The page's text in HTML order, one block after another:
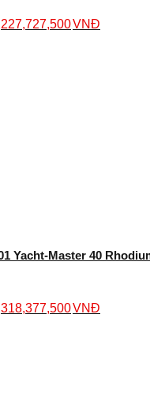
227,727,500VNĐ
Yacht-Master 40
318,377,500VNĐ